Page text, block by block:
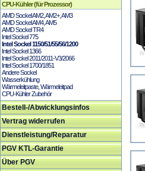
CPU-Kühler (für Prozessor)
AMD Sockel AM2, AM2+, AM3
AMD Sockel AM4, AM5
AMD Sockel TR4
Intel Sockel 775
Intel Sockel 1150/51/55/56/1200
Intel Sockel 1366
Intel Sockel 2011/2011-V3/2066
Intel Sockel 1700/1851
Andere Sockel
Wasserkühlung
Wärmeleitpaste, Wärmeleitpad
CPU-Kühler Zubehör
Bestell-/Abwicklungsinfos
Vertrag widerrufen
Dienstleistung/Reparatur
PGV KTL-Garantie
Über PGV